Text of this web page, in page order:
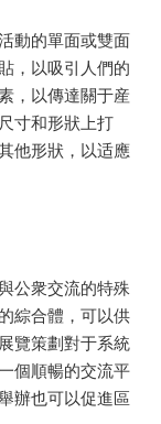
動的單面或雙面
，以吸引人們的
，以傳達關于産
寸和形狀上打
他形狀，以适應
公衆交流的特殊
綜合體，可以供
覽策劃對于系統
個順暢的交流平
辦也可以促進區